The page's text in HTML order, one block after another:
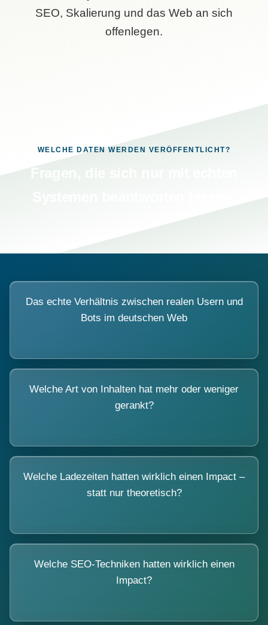
SEO, Skalierung und das Web an sich
offenlegen.
WELCHE DATEN WERDEN VERÖFFENTLICHT?
Das echte Verhältnis zwischen realen Usern und
Bots im deutschen Web
Welche Art von Inhalten hat mehr oder weniger
gerankt?
Welche Ladezeiten hatten wirklich einen Impact –
statt nur theoretisch?
Welche SEO-Techniken hatten wirklich einen
Impact?